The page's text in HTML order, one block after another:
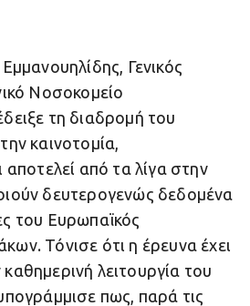
Γενικός
Νοσοκομείο
τη διαδρομή του
καινοτομία,
αποτελεί από τα λίγα στην
δευτερογενώς δεδομένα
του Ευρωπαϊκός
Τόνισε ότι η έρευνα έχει
λειτουργία του
πως, παρά τις